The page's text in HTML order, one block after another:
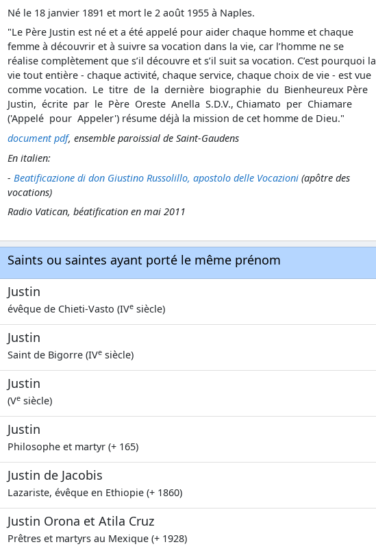
Né le 18 janvier 1891 et mort le 2 août 1955 à Naples.
"Le Père Justin est né et a été appelé pour aider chaque homme et chaque
femme à découvrir et à suivre sa vocation dans la vie, car l’homme ne se
réalise complètement que s’il découvre et s’il suit sa vocation. C’est pourquoi la
vie tout entière - chaque activité, chaque service, chaque choix de vie - est vue
comme vocation. Le titre de la dernière biographie du Bienheureux Père
Justin, écrite par le Père Oreste Anella S.D.V., Chiamato per Chiamare
('Appelé pour Appeler') résume déjà la mission de cet homme de Dieu."
document pdf, ensemble paroissial de Saint-Gaudens
En italien:
- Beatificazione di don Giustino Russolillo, apostolo delle Vocazioni (apôtre des
vocations)
Radio Vatican, béatification en mai 2011
Saints ou saintes ayant porté le même prénom
Justin
évêque de Chieti-Vasto (IVe siècle)
Justin
Saint de Bigorre (IVe siècle)
Justin
(Ve siècle)
Justin
Philosophe et martyr (+ 165)
Justin de Jacobis
Lazariste, évêque en Ethiopie (+ 1860)
Justin Orona et Atila Cruz
Prêtres et martyrs au Mexique (+ 1928)